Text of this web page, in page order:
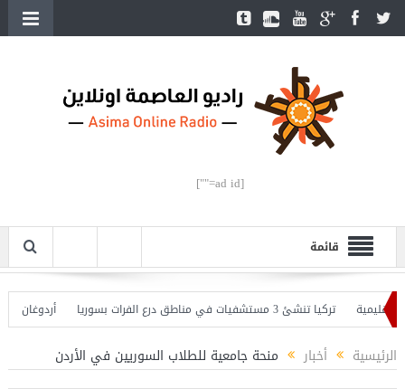
[ad id=""]
قائمة
تركيا تنشئ 3 مستشفيات في مناطق درع الفرات بسوريا
أردوغان يفتتح
الرئيسية أخبار منحة جامعية للطلاب السوريين في الأردن